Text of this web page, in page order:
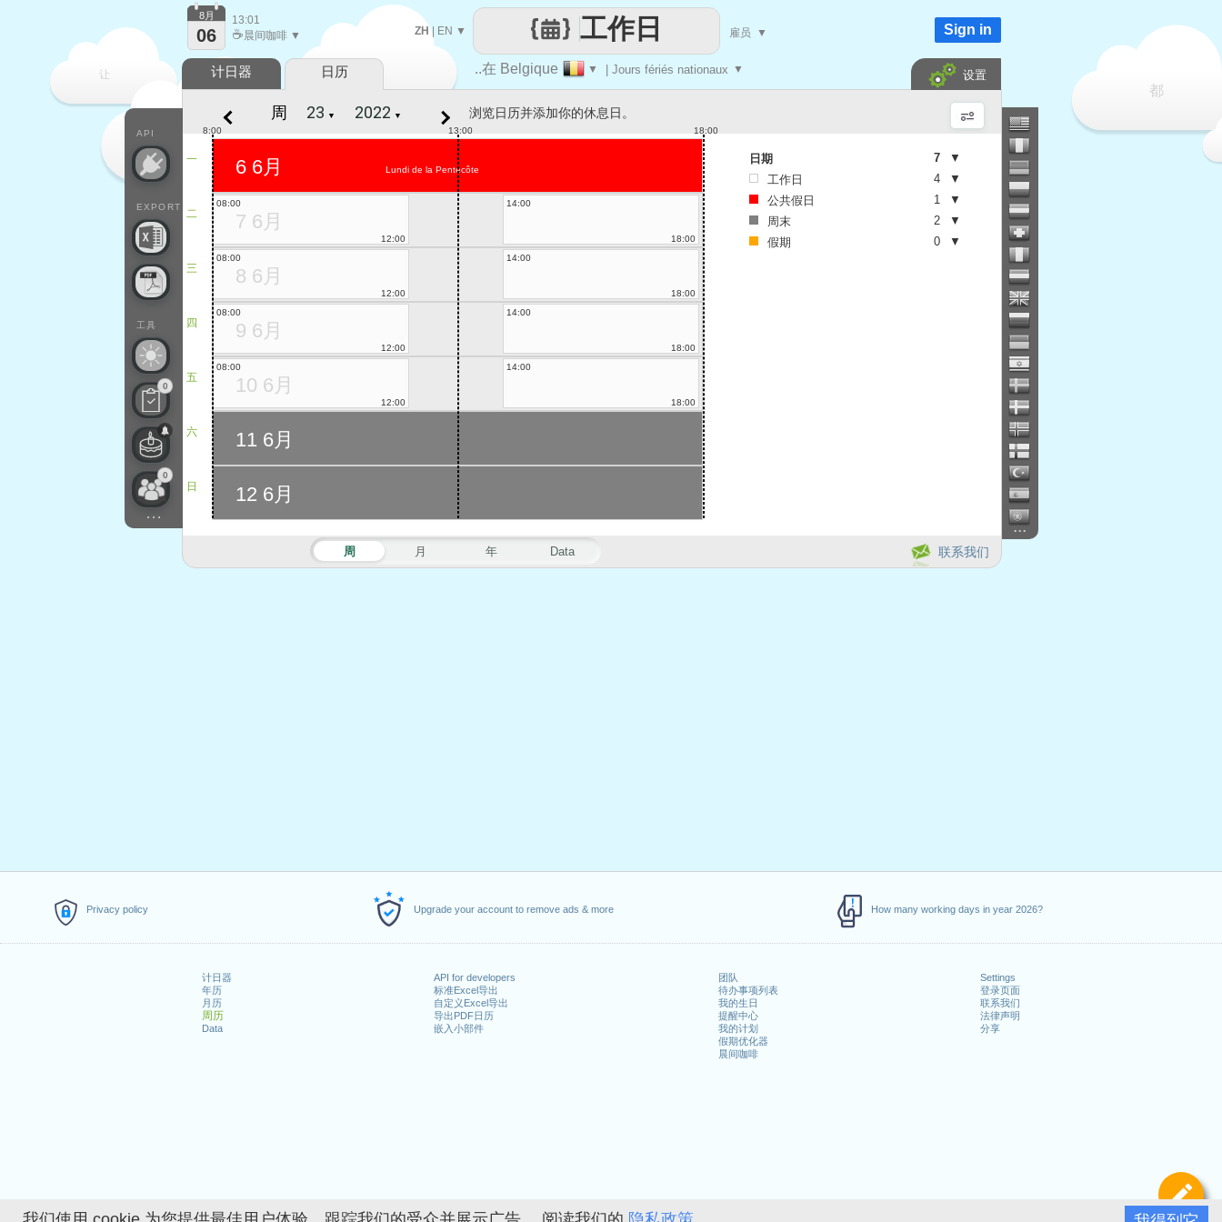
Privacy policy Upgrade your account to remove ads & more How many working days in year 2026?
计日器
年历
月历
周历
Data
API for developers
标准Excel导出
自定义Excel导出
导出PDF日历
嵌入小部件
团队
待办事项列表
我的生日
提醒中心
我的计划
假期优化器
晨间咖啡
Settings
登录页面
联系我们
法律声明
分享
定
让
每一天
都
..在 Belgique ▼ | Jours fériés nationaux ▼
工作日
ZH | EN ▼ 雇员 ▼
API
EXPORT
工具
0
0
...
8月
06
13:01
☕晨间咖啡 ▼ Sign in
计日器 日历 设置
...
联系我们
周 月 年 Data
周 ▼ ▼ 浏览日历并添加你的休息日。
一
二
三
四
五
六
日
13:00
8:00 18:00
Lundi de la Pentecôte
6 6月
7 6月
08:00
12:00
14:00
18:00
8 6月
08:00
12:00
14:00
18:00
9 6月
08:00
12:00
14:00
18:00
10 6月
08:00
12:00
14:00
18:00
11 6月
12 6月
日期 7
▼
工作日
4
▼
公共假日
1
▼
周末
2
▼
假期
0 ▼